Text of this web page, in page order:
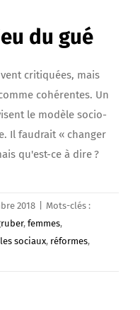
du gué
critiquées, mais
cohérentes. Un
le modèle socio-
Il faudrait « changer
qu'est-ce à dire ?
2018
Mots-clés :
, femmes,
sociaux, réformes,